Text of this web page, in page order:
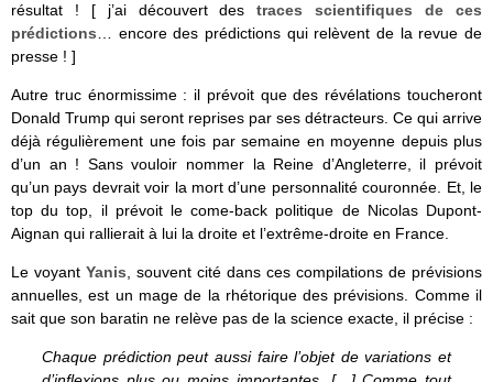
résultat ! [ j’ai découvert destraces scientifiques de ces
prédictions … encore des prédictions qui relèvent de la revue de
presse ! ]
Autre truc énormissime : il prévoit que des révélations toucheront
Donald Trump qui seront reprises par ses détracteurs. Ce qui arrive
déjà régulièrement une fois par semaine en moyenne depuis plus
d’un an ! Sans vouloir nommer la Reine d’Angleterre, il prévoit
qu’un pays devrait voir la mort d’une personnalité couronnée. Et, le
top du top, il prévoit le come-back politique de Nicolas Dupont-
Aignan qui rallierait à lui la droite et l’extrême-droite en France.
Le voyant Yanis, souvent cité dans ces compilations de prévisions
annuelles, est un mage de la rhétorique des prévisions. Comme il
sait que son baratin ne relève pas de la science exacte, il précise :
Chaque prédiction peut aussi faire l’objet de variations et